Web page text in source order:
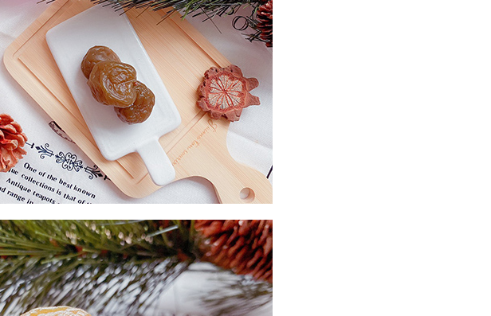
付款後門市自取
免運費